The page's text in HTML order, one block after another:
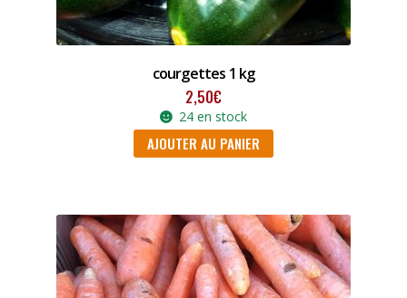
courgettes 1 kg
2,50€
24 en stock
AJOUTER AU PANIER